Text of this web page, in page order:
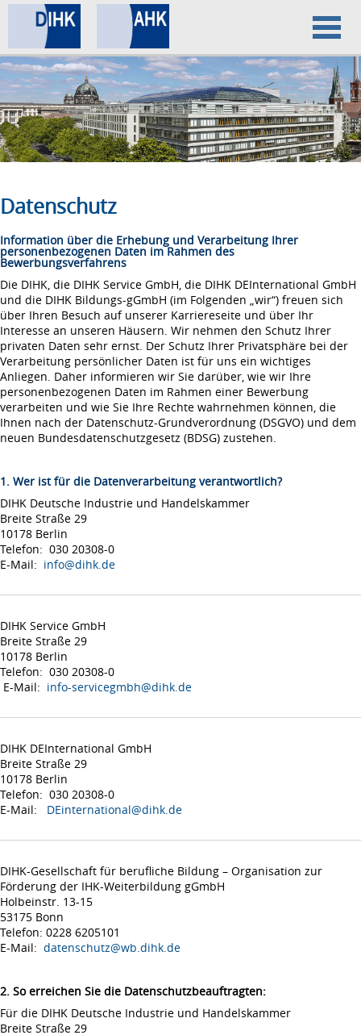
Home
Datenschutz
Impressum
Datenschutz
Information über die Erhebung und Verarbeitung Ihrer
personenbezogenen Daten im Rahmen des
Bewerbungsverfahrens
Die DIHK, die DIHK Service GmbH, die DIHK DEInternational GmbH
und die DIHK Bildungs-gGmbH (im Folgenden „wir“) freuen sich
über Ihren Besuch auf unserer Karriereseite und über Ihr
Interesse an unseren Häusern. Wir nehmen den Schutz Ihrer
privaten Daten sehr ernst. Der Schutz Ihrer Privatsphäre bei der
Verarbeitung persönlicher Daten ist für uns ein wichtiges
Anliegen. Daher informieren wir Sie darüber, wie wir Ihre
personenbezogenen Daten im Rahmen einer Bewerbung
verarbeiten und wie Sie Ihre Rechte wahrnehmen können, die
Ihnen nach der Datenschutz-Grundverordnung (DSGVO) und dem
neuen Bundesdatenschutzgesetz (BDSG) zustehen.
1. Wer ist für die Datenverarbeitung verantwortlich?
DIHK Deutsche Industrie und Handelskammer
Breite Straße 29
10178 Berlin
Telefon: 030 20308-0
E-Mail: info@dihk.de
DIHK Service GmbH
Breite Straße 29
10178 Berlin
Telefon: 030 20308-0
E-Mail: info-servicegmbh@dihk.de
DIHK DEInternational GmbH
Breite Straße 29
10178 Berlin
Telefon: 030 20308-0
E-Mail: DEinternational@dihk.de
DIHK-Gesellschaft für berufliche Bildung – Organisation zur
Förderung der IHK-Weiterbildung gGmbH
Holbeinstr. 13-15
53175 Bonn
Telefon: 0228 6205101
E-Mail: datenschutz@wb.dihk.de
2. So erreichen Sie die Datenschutzbeauftragten:
Für die DIHK Deutsche Industrie und Handelskammer
Breite Straße 29